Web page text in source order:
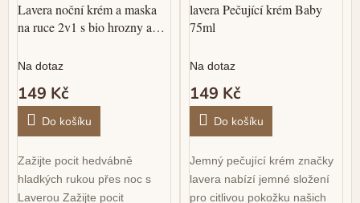
Lavera noční krém a maska
na ruce 2v1 s bio hrozny a
Na dotaz
149 Kč
Do košíku
Zažijte pocit hedvábně
hladkých rukou přes noc s
Laverou Zažijte pocit
lavera Pečující krém Baby
75ml
Na dotaz
149 Kč
Do košíku
Jemný pečující krém značky
lavera nabízí jemné složení
pro citlivou pokožku našich